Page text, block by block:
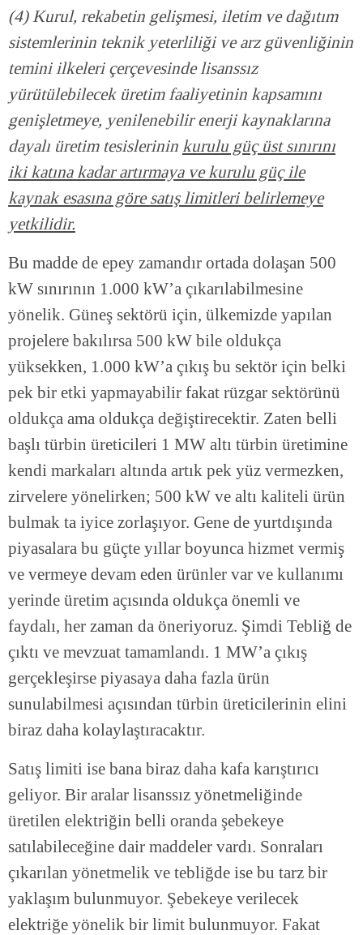
(4) Kurul, rekabetin gelişmesi, iletim ve dağıtım
sistemlerinin teknik yeterliliği ve arz güvenliğinin
temini ilkeleri çerçevesinde lisanssız
yürütülebilecek üretim faaliyetinin kapsamını
genişletmeye, yenilenebilir enerji kaynaklarına
dayalı üretim tesislerinin kurulu güç üst sınırını
iki katına kadar artırmaya ve kurulu güç ile
kaynak esasına göre satış limitleri belirlemeye
yetkilidir.
Bu madde de epey zamandır ortada dolaşan 500
kW sınırının 1.000 kW’a çıkarılabilmesine
yönelik. Güneş sektörü için, ülkemizde yapılan
projelere bakılırsa 500 kW bile oldukça
yüksekken, 1.000 kW’a çıkış bu sektör için belki
pek bir etki yapmayabilir fakat rüzgar sektörünü
oldukça ama oldukça değiştirecektir. Zaten belli
başlı türbin üreticileri 1 MW altı türbin üretimine
kendi markaları altında artık pek yüz vermezken,
zirvelere yönelirken; 500 kW ve altı kaliteli ürün
bulmak ta iyice zorlaşıyor. Gene de yurtdışında
piyasalara bu güçte yıllar boyunca hizmet vermiş
ve vermeye devam eden ürünler var ve kullanımı
yerinde üretim açısında oldukça önemli ve
faydalı, her zaman da öneriyoruz. Şimdi Tebliğ de
çıktı ve mevzuat tamamlandı. 1 MW’a çıkış
gerçekleşirse piyasaya daha fazla ürün
sunulabilmesi açısından türbin üreticilerinin elini
biraz daha kolaylaştıracaktır.
Satış limiti ise bana biraz daha kafa karıştırıcı
geliyor. Bir aralar lisanssız yönetmeliğinde
üretilen elektriğin belli oranda şebekeye
satılabileceğine dair maddeler vardı. Sonraları
çıkarılan yönetmelik ve tebliğde ise bu tarz bir
yaklaşım bulunmuyor. Şebekeye verilecek
elektriğe yönelik bir limit bulunmuyor. Fakat